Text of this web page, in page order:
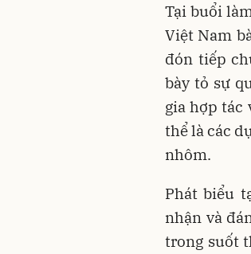
Tại buổi
Việt Nam
đón tiếp
bày tỏ sự
gia hợp tác
thể là các
nhôm.
Phát biểu
nhận và
trong suốt